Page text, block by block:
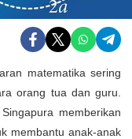
matematika sering
orang tua dan guru.
memberikan
membantu anak-anak